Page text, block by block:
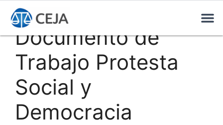
Documento de
Trabajo Protesta
Social y
Democracia